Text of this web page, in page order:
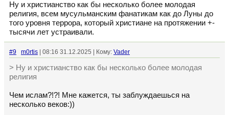
Ну и христианство как бы несколько более молодая
религия, всем мусульманским фанатикам как до Луны до
того уровня террора, который христиане на протяжении +-
тысячи лет устраивали.
#9 m0rtis | 08:16 31.12.2025 | Кому: Vader
> Ну и христианство как бы несколько более молодая
религия
Чем ислам?!?! Мне кажется, ты заблуждаешься на
несколько веков:))